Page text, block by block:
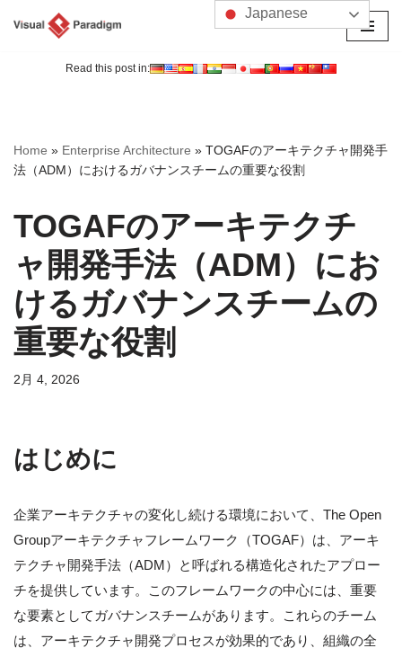
へ
ス
ッ
プ
Read this post in:
Home » Enterprise Architecture » TOGAFのアーキテクチャ開発手
法（ADM）におけるガバナンスチームの重要な役割
TOGAFのアーキテクチ
ャ開発手法（ADM）にお
けるガバナンスチームの
重要な役割
2月 4, 2026
はじめに
企業アーキテクチャの変化し続ける環境において、The Open
Groupアーキテクチャフレームワーク（TOGAF）は、アーキ
テクチャ開発手法（ADM）と呼ばれる構造化されたアプロー
チを提供しています。このフレームワークの中心には、重要
な要素としてガバナンスチームがあります。これらのチーム
は、アーキテクチャ開発プロセスが効果的であり、組織の全
Japanese